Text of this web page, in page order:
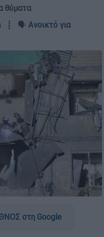
θύματα
┋ 🗣️ Ανοικτό για
στη Google